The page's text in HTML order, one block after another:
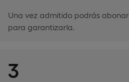
Una vez admitido podrás
para garantizarla.
3